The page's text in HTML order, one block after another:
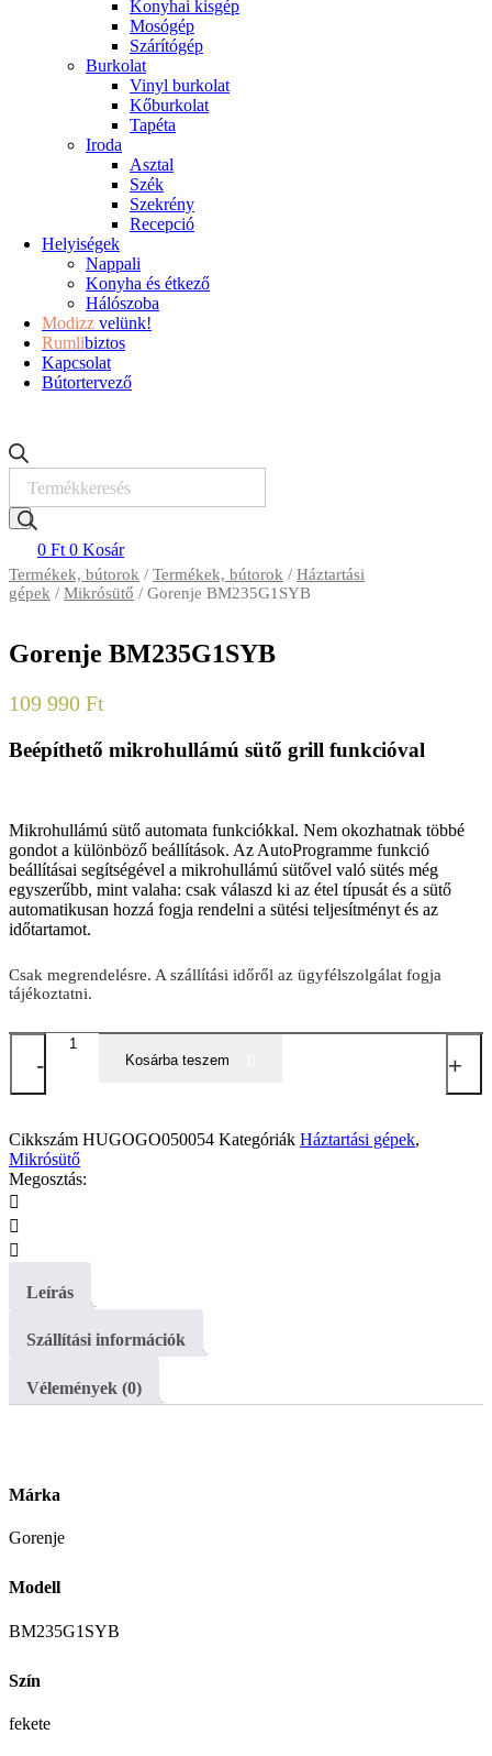
Konyhai kisgép
Mosógép
Szárítógép
Burkolat
Vinyl burkolat
Kőburkolat
Tapéta
Iroda
Asztal
Szék
Szekrény
Recepció
Helyiségek
Nappali
Konyha és étkező
Hálószoba
Modizz velünk!
Rumlibiztos
Kapcsolat
Bútortervező
search
0 Ft 0 Kosár
Termékek, bútorok / Termékek, bútorok / Háztartási
gépek / Mikrósütő / Gorenje BM235G1SYB
Gorenje BM235G1SYB
109 990 Ft
Beépíthető mikrohullámú sütő grill funkcióval
Mikrohullámú sütő automata funkciókkal. Nem okozhatnak többé
gondot a különböző beállítások. Az AutoProgramme funkció
beállításai segítségével a mikrohullámú sütővel való sütés még
egyszerűbb, mint valaha: csak válaszd ki az étel típusát és a sütő
automatikusan hozzá fogja rendelni a sütési teljesítményt és az
időtartamot.
Csak megrendelésre. A szállítási időről az ügyfélszolgálat fogja
tájékoztatni.
-
Gorenje
BM235G1SYB
+
Kosárba teszem
Cikkszám HUGOGO050054 Kategóriák Háztartási gépek,
Mikrósütő
Megosztás:
Leírás
Szállítási információk
Vélemények (0)
Márka
Gorenje
Modell
BM235G1SYB
Szín
fekete